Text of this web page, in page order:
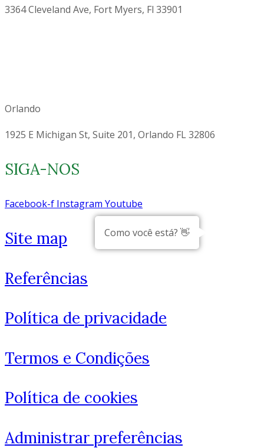
3364 Cleveland Ave, Fort Myers, Fl 33901
Orlando
1925 E Michigan St, Suite 201, Orlando FL 32806
SIGA-NOS
Facebook-f Instagram Youtube
Site map
Referências
Política de privacidade
Termos e Condições
Política de cookies
Administrar preferências
Como você está? 👋